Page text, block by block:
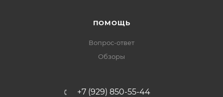
ПОМОЩЬ
Вопрос-ответ
Обзоры
+7 (929) 850-55-44